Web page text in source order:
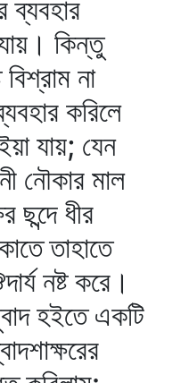
ব্যবহার
কিন্তু
বিশ্রাম না
করিলে
যায়; যেন
নৌকার মাল
ছন্দে ধীর
তাহাতে
নষ্ট করে।
হইতে একটি